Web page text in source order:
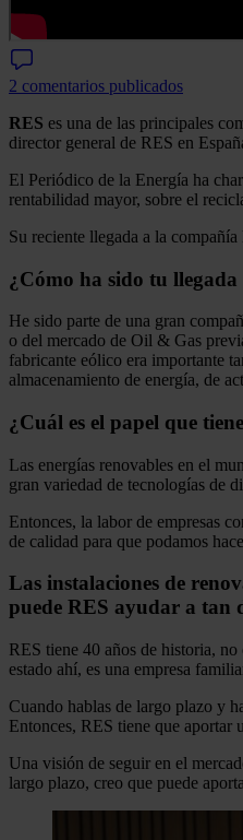
2 comentarios publicados
RES es una de las principales
director general de RES en
El Periódico de la Energía ha
rentabilidad mayor, sobre el
Su reciente llegada a la
¿Cómo ha sido tu
He sido parte de una gran
o del mercado de Oil & Gas
fabricante eólico era importante
almacenamiento de energía, de
¿Cuál es el papel que
Las energías renovables en el
gran variedad de tecnologías de
Entonces, la labor de empresas
de calidad para que podamos
Las instalaciones de
puede RES ayudar a tan
RES tiene 40 años de historia,
estado ahí, es una empresa
Cuando hablas de largo plazo y
Entonces, RES tiene que aportar
Una visión de seguir en el
largo plazo, creo que puede